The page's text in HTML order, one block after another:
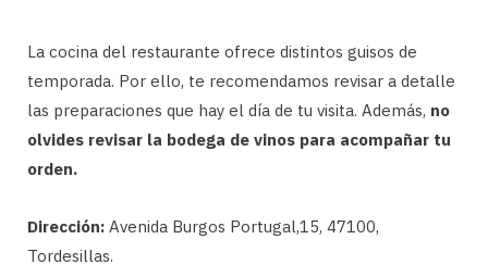
La cocina del restaurante ofrece distintos guisos de
temporada. Por ello, te recomendamos revisar a detalle
las preparaciones que hay el día de tu visita. Además, no
olvides revisar la bodega de vinos para acompañar tu
orden.
Dirección: Avenida Burgos Portugal,15, 47100,
Tordesillas.